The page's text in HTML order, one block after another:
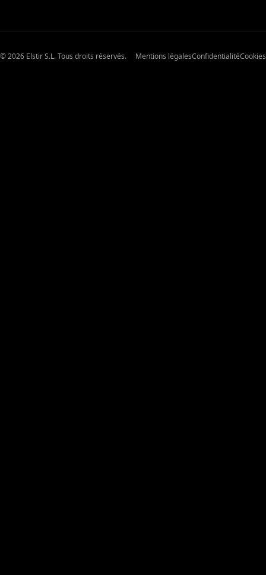
© 2026 Elstir S.L. Tous droits réservés. Mentions légalesConfidentialitéCookies